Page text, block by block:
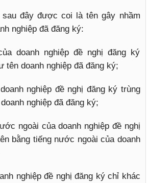
đây được coi là tên gây nhầm
nghiệp đã đăng ký:
doanh nghiệp đề nghị đăng ký
tên doanh nghiệp đã đăng ký;
nghiệp đề nghị đăng ký trùng
nghiệp đã đăng ký;
ngoài của doanh nghiệp đề nghị
bằng tiếng nước ngoài của doanh
nghiệp đề nghị đăng ký chỉ khác